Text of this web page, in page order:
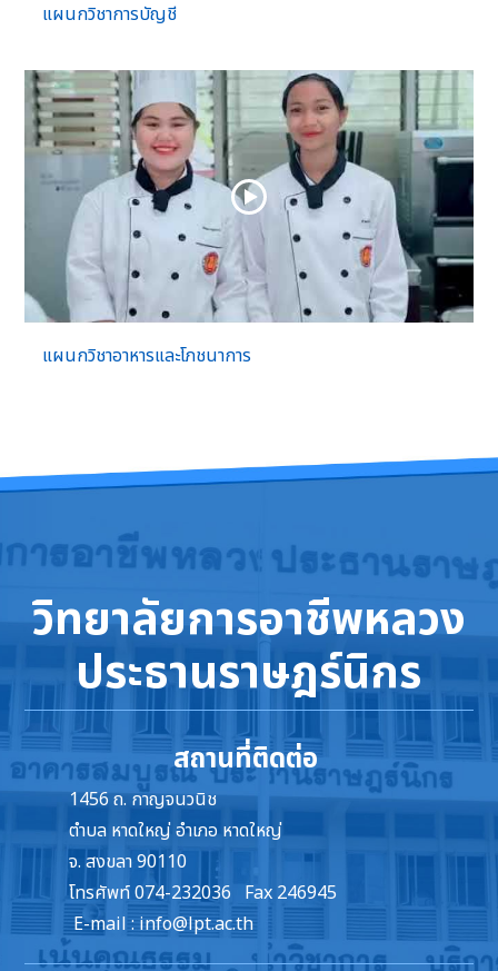
แผนกวิชาการบัญชี
แผนกวิชาอาหารและโภชนาการ
วิทยาลัยการอาชีพหลวง
ประธานราษฎร์นิกร
สถานที่ติดต่อ
1456 ถ. กาญจนวนิช
ตำบล หาดใหญ่ อำเภอ หาดใหญ่
จ. สงขลา 90110
โทรศัพท์ 074-232036 Fax 246945
E-mail : info@lpt.ac.th